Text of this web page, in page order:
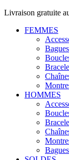
Livraison gratuite
FEMMES
HOMMES